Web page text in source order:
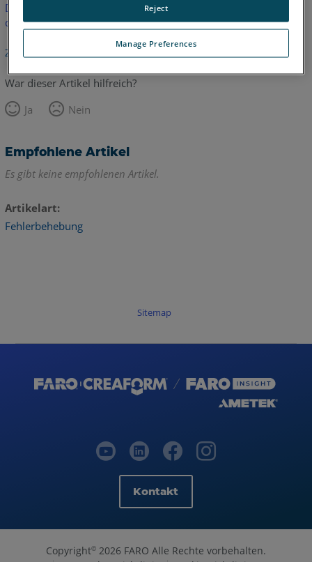
Dieser Artikel wurde nicht übersetzt. Bitte klicken Sie hier, um
die englische Version zu sehen.
Zurück zum Anfang
War dieser Artikel hilfreich?
Ja
Nein
Empfohlene Artikel
Es gibt keine empfohlenen Artikel.
Artikelart
Fehlerbehebung
Sitemap
Kontakt
Copyright© 2026 FARO Alle Rechte vorbehalten.
Manage Preferences
Reject